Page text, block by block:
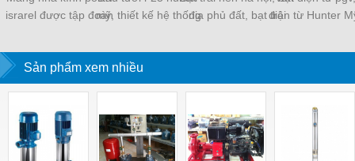
israrel được tập đoàn
dụng cho gần 100%
diện tích nhà kính nông
nghiệp công nghệ cao
mỹ, thiết kế hệ thốngđịa phủ đất, bạt trải
đất trong nhà màng
điện từ Hunter
Sản phẩm xem nhiều